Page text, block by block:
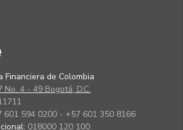
Financiera de Colombia
No. 4 - 49 Bogotá, D.C.
601 594 0200 - +57 601 350 8166
018000 120 100